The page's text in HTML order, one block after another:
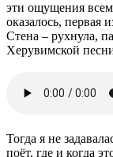
эти ощущения
оказалось, первая
Стена – рухнула,
Херувимской
Тогда я не
поёт, где и когда